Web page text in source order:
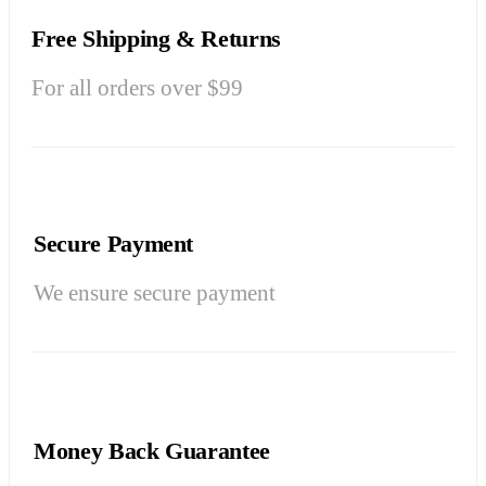
Free Shipping & Returns
For all orders over $99
Secure Payment
We ensure secure payment
Money Back Guarantee